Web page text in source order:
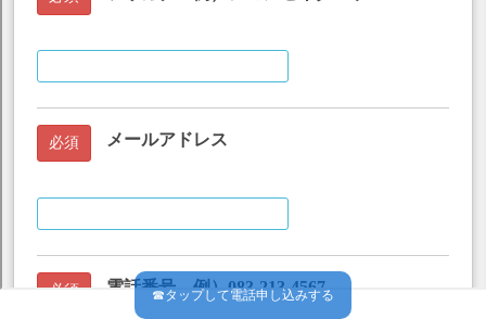
☎タップして電話申し込みする